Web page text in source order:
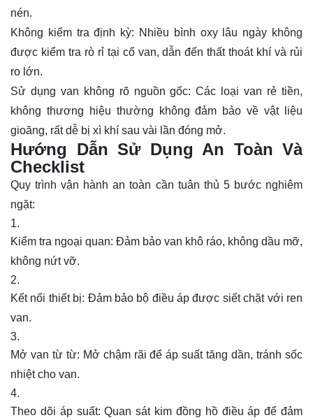
nén.
Không kiểm tra định kỳ: Nhiều bình oxy lâu ngày không
được kiểm tra rò rỉ tại cổ van, dẫn đến thất thoát khí và rủi
ro lớn.
Sử dụng van không rõ nguồn gốc: Các loại van rẻ tiền,
không thương hiệu thường không đảm bảo về vật liệu
gioăng, rất dễ bị xì khí sau vài lần đóng mở.
Hướng Dẫn Sử Dụng An Toàn Và
Checklist
Quy trình vận hành an toàn cần tuân thủ 5 bước nghiêm
ngặt:
Kiểm tra ngoại quan: Đảm bảo van khô ráo, không dầu mỡ,
không nứt vỡ.
Kết nối thiết bị: Đảm bảo bộ điều áp được siết chặt với ren
van.
Mở van từ từ: Mở chậm rãi để áp suất tăng dần, tránh sốc
nhiệt cho van.
Theo dõi áp suất: Quan sát kim đồng hồ điều áp để đảm